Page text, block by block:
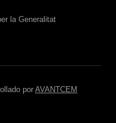
la Generalitat
por AVANTCEM